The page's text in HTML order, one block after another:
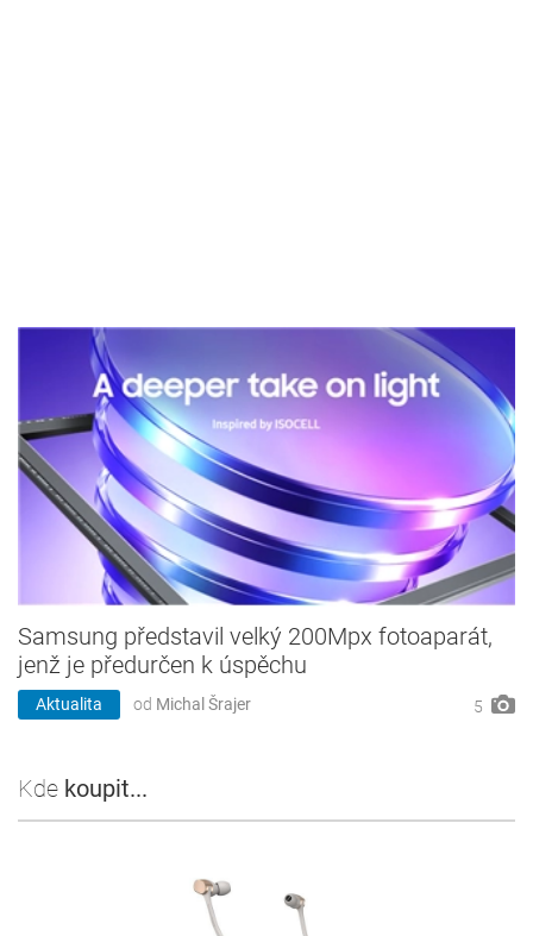
Samsung představil velký 200Mpx fotoaparát,
jenž je předurčen k úspěchu
Aktualita od Michal Šrajer 5
Kde koupit...